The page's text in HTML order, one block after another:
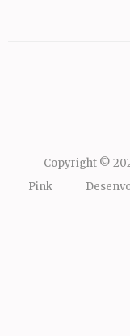
Copyright ©
Pink